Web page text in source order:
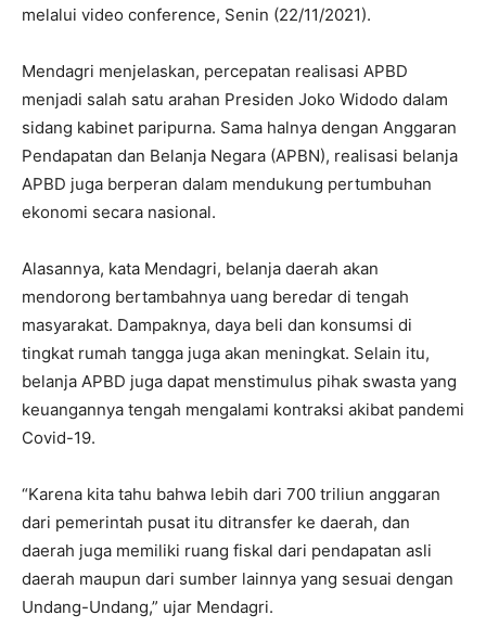
melalui video conference, Senin (22/11/2021).
Mendagri menjelaskan, percepatan realisasi APBD
menjadi salah satu arahan Presiden Joko Widodo dalam
sidang kabinet paripurna. Sama halnya dengan Anggaran
Pendapatan dan Belanja Negara (APBN), realisasi belanja
APBD juga berperan dalam mendukung pertumbuhan
ekonomi secara nasional.
Alasannya, kata Mendagri, belanja daerah akan
mendorong bertambahnya uang beredar di tengah
masyarakat. Dampaknya, daya beli dan konsumsi di
tingkat rumah tangga juga akan meningkat. Selain itu,
belanja APBD juga dapat menstimulus pihak swasta yang
keuangannya tengah mengalami kontraksi akibat pandemi
Covid-19.
“Karena kita tahu bahwa lebih dari 700 triliun anggaran
dari pemerintah pusat itu ditransfer ke daerah, dan
daerah juga memiliki ruang fiskal dari pendapatan asli
daerah maupun dari sumber lainnya yang sesuai dengan
Undang-Undang,” ujar Mendagri.